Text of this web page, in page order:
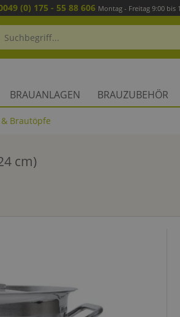
(0) 175 - 55 88 606 Montag - Freitag 9:00 bis
BRAUANLAGEN BRAUZUBEHÖR
Brautöpfe
cm)